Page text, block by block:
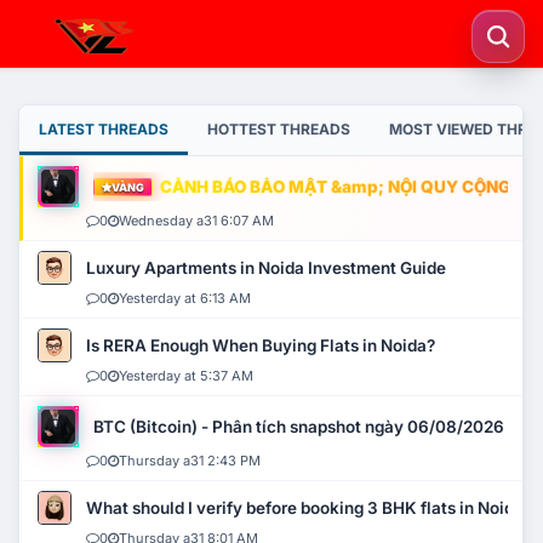
LATEST THREADS HOTTEST THREADS MOST VIEWED
VÀNG CẢNH BÁO BẢO MẬT &amp; NỘI QUY CỘNG
0 Wednesday a31 6:07 AM
Luxury Apartments in Noida Investment Guide
0 Yesterday at 6:13 AM
Is RERA Enough When Buying Flats in Noida?
0 Yesterday at 5:37 AM
BTC (Bitcoin) - Phân tích snapshot ngày 06/08/2026
0 Thursday a31 2:43 PM
What should I verify before booking 3 BHK flats in Noida?
0 Thursday a31 8:01 AM